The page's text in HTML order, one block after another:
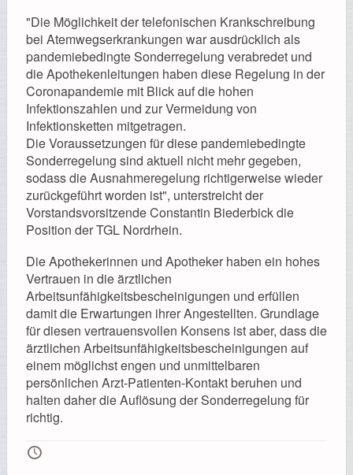
"Die Möglichkeit der telefonischen Krankschreibung
bei Atemwegserkrankungen war ausdrücklich als
pandemiebedingte Sonderregelung verabredet und
die Apothekenleitungen haben diese Regelung in der
Coronapandemie mit Blick auf die hohen
Infektionszahlen und zur Vermeidung von
Infektionsketten mitgetragen.
Die Voraussetzungen für diese pandemiebedingte
Sonderregelung sind aktuell nicht mehr gegeben,
sodass die Ausnahmeregelung richtigerweise wieder
zurückgeführt worden ist", unterstreicht der
Vorstandsvorsitzende Constantin Biederbick die
Position der TGL Nordrhein.
Die Apothekerinnen und Apotheker haben ein hohes
Vertrauen in die ärztlichen
Arbeitsunfähigkeitsbescheinigungen und erfüllen
damit die Erwartungen ihrer Angestellten. Grundlage
für diesen vertrauensvollen Konsens ist aber, dass die
ärztlichen Arbeitsunfähigkeitsbescheinigungen auf
einem möglichst engen und unmittelbaren
persönlichen Arzt-Patienten-Kontakt beruhen und
halten daher die Auflösung der Sonderregelung für
richtig.
🕔